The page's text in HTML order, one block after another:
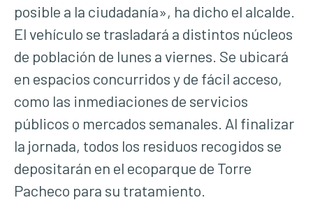
posible a la ciudadanía», ha dicho el alcalde.
El vehículo se trasladará a distintos núcleos
de población de lunes a viernes. Se ubicará
en espacios concurridos y de fácil acceso,
como las inmediaciones de servicios
públicos o mercados semanales. Al finalizar
la jornada, todos los residuos recogidos se
depositarán en el ecoparque de Torre
Pacheco para su tratamiento.